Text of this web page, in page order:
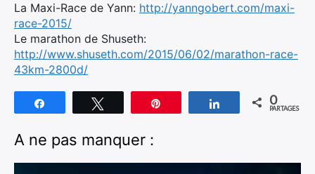
La Maxi-Race de Yann: http://yanngobert.com/maxi-
race-2015/
Le marathon de Shuseth:
http://www.shuseth.com/2015/06/02/marathon-race-
43km-2800d/
Partagez Tweetez Partagez 0
PARTAGES
A ne pas manquer :